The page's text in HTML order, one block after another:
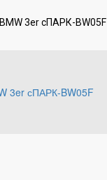
3er сПАРК-BW05F